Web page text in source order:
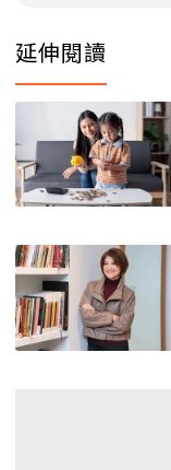
延伸閱讀